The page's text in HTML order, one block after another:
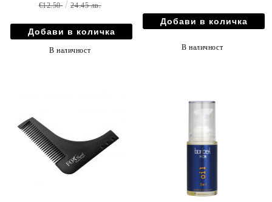
€12.50 24.45 лв.
В наличност В наличност